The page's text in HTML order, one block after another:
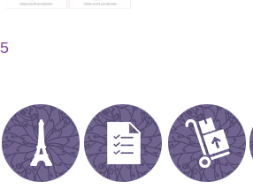
5